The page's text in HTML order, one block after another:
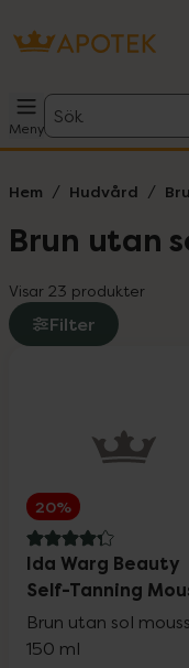
Meny
Sök
Hem Hudvård
Brun utan
Visar 23 produkter
Filter
20%
4.3 av 5 i omdöme
Ida Warg Beauty
Self-Tanning
Brun utan sol
150 ml